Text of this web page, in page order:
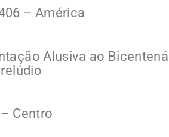
– América
Alusiva ao
Centro